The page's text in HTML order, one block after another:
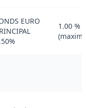
EURO
1.00 %